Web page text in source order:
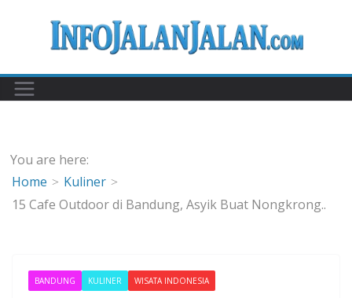
You are here:
Home
Kuliner
15 Cafe Outdoor di Bandung, Asyik Buat Nongkrong..
BANDUNG KULINER WISATA INDONESIA